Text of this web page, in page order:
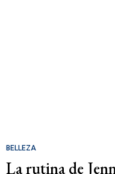
BELLEZA
La rutina de